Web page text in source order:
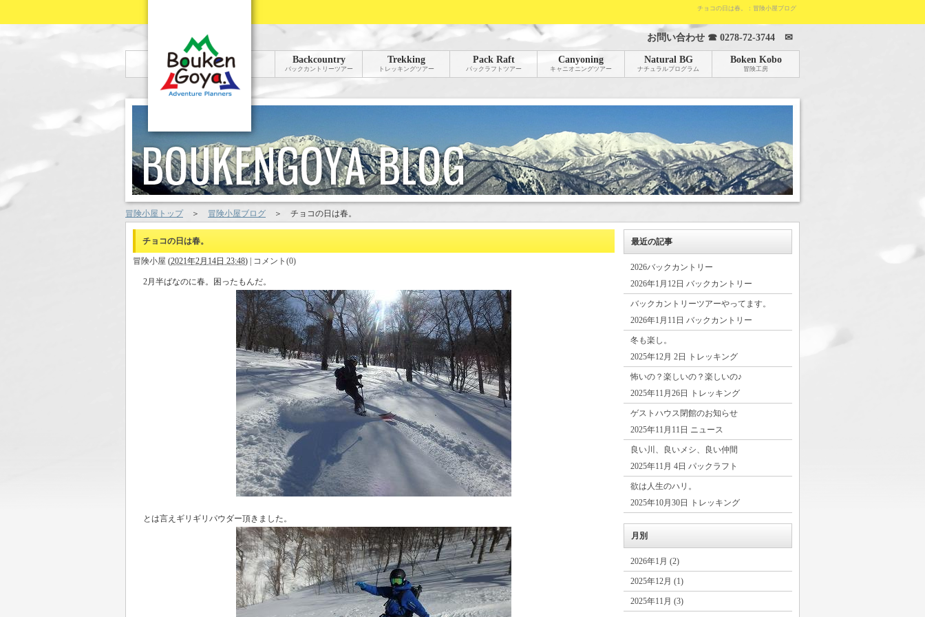
チョコの日は春。：冒険小屋ブログ
お問い合わせ ☎ 0278-72-3744 ✉
Backcountry
バックカントリーツアー
Trekking
トレッキングツアー
Pack Raft
パックラフトツアー
Canyoning
キャニオニングツアー
Natural BG
ナチュラルプログラム
Boken Kobo
冒険工房
冒険小屋トップ＞ 冒険小屋ブログ ＞ チョコの日は春。
チョコの日は春。
冒険小屋 (2021年2月14日 23:48) コメント(0)
2月半ばなのに春。困ったもんだ。
とは言えギリギリパウダー頂きました。
最近の記事
2026バックカントリー
2026年1月12日 バックカントリー
バックカントリーツアーやってます。
2026年1月11日 バックカントリー
冬も楽し。
2025年12月 2日 トレッキング
怖いの？楽しいの？楽しいの♪
2025年11月26日 トレッキング
ゲストハウス閉館のお知らせ
2025年11月11日 ニュース
良い川、良いメシ、良い仲間
2025年11月 4日 パックラフト
欲は人生のハリ。
2025年10月30日 トレッキング
月別
2026年1月 (2)
2025年12月 (1)
2025年11月 (3)